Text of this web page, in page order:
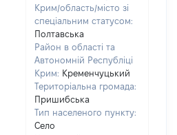
Крим/область/місто зі
спеціальним статусом:
Полтавська
Район в області та
Автономній Республіці
Крим: Кременчуцький
Територіальна громада:
Пришибська
Тип населеного пункту:
Село